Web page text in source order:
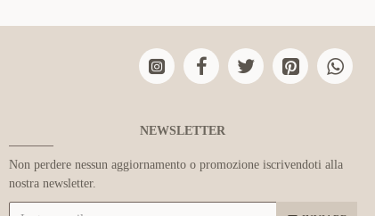
NEWSLETTER
Non perdere nessun aggiornamento o promozione iscrivendoti alla
nostra newsletter.